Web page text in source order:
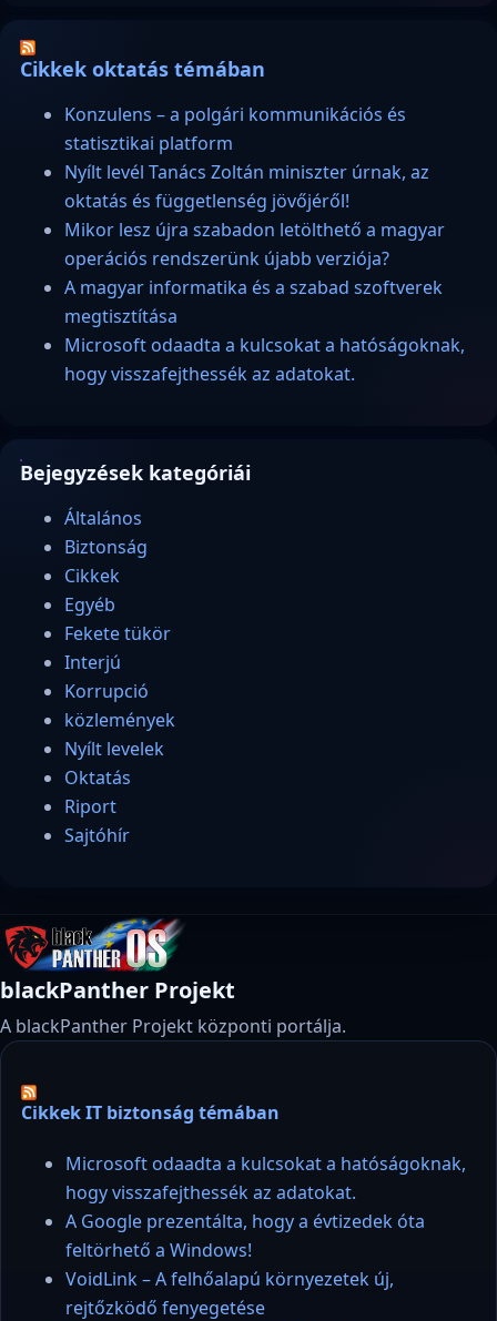
Cikkek oktatás témában
Konzulens – a polgári kommunikációs és
statisztikai platform
Nyílt levél Tanács Zoltán miniszter úrnak, az
oktatás és függetlenség jövőjéről!
Mikor lesz újra szabadon letölthető a magyar
operációs rendszerünk újabb verziója?
A magyar informatika és a szabad szoftverek
megtisztítása
Microsoft odaadta a kulcsokat a hatóságoknak,
hogy visszafejthessék az adatokat.
Bejegyzések kategóriái
Általános
Biztonság
Cikkek
Egyéb
Fekete tükör
Interjú
Korrupció
közlemények
Nyílt levelek
Oktatás
Riport
Sajtóhír
blackPanther Projekt
A blackPanther Projekt központi portálja.
Cikkek IT biztonság témában
Microsoft odaadta a kulcsokat a hatóságoknak,
hogy visszafejthessék az adatokat.
A Google prezentálta, hogy a évtizedek óta
feltörhető a Windows!
VoidLink – A felhőalapú környezetek új,
rejtőzködő fenyegetése